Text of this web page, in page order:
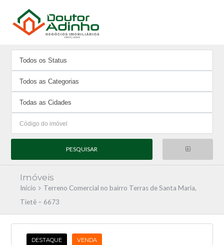
Imóveis
Início
Terreno Comercial no bairro Terras de Santa Maria,
Tietê – 6673
DESTAQUE VENDA